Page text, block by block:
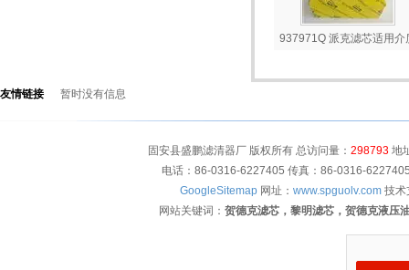
937971Q 派克滤芯适用介
友情链接 暂时没有信息
固安县盛鹏滤清器厂 版权所有 总访问量： 298793地
电话：86-0316-6227405 传真：86-0316-
GoogleSitemap 网址： www.spguolv.com 技术
网站关键词： 贺德克滤芯，黎明滤芯，贺德克液压